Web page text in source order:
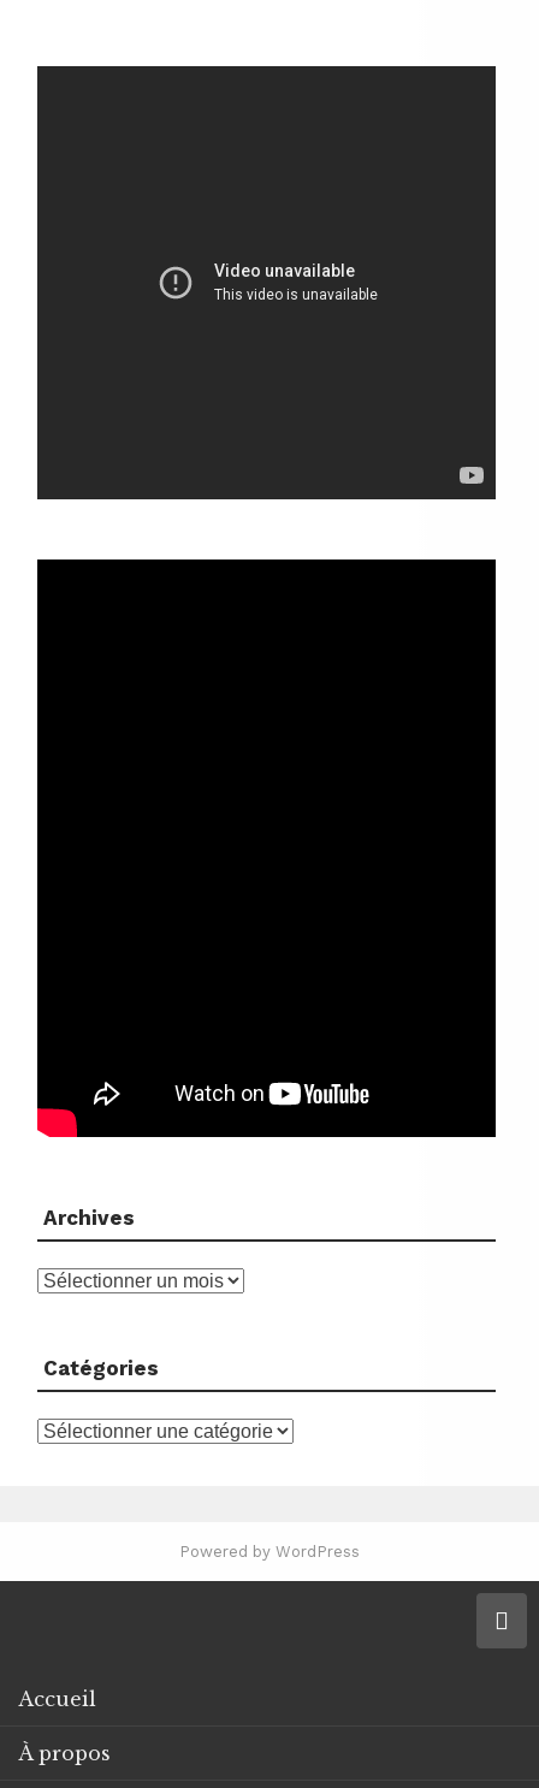
Archives
Archives
Catégories
Catégories
Powered by WordPress
Accueil
À propos